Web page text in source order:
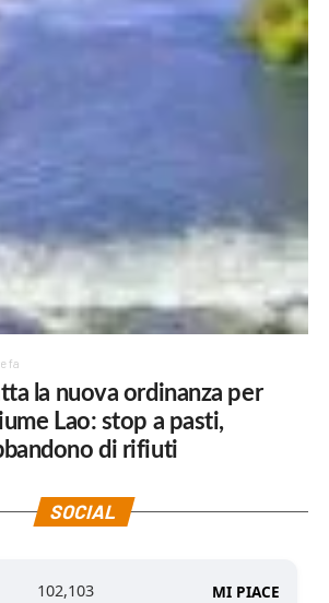
fa
la nuova ordinanza per
Lao: stop a pasti,
di rifiuti
SOCIAL
102,103 MI PIACE